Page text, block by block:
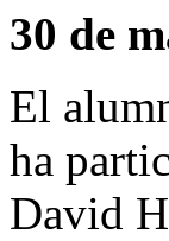
30 de
El
ha
David